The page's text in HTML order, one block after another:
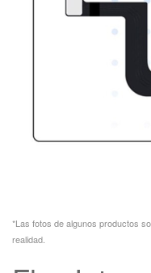
*Las fotos de algunos productos
realidad.